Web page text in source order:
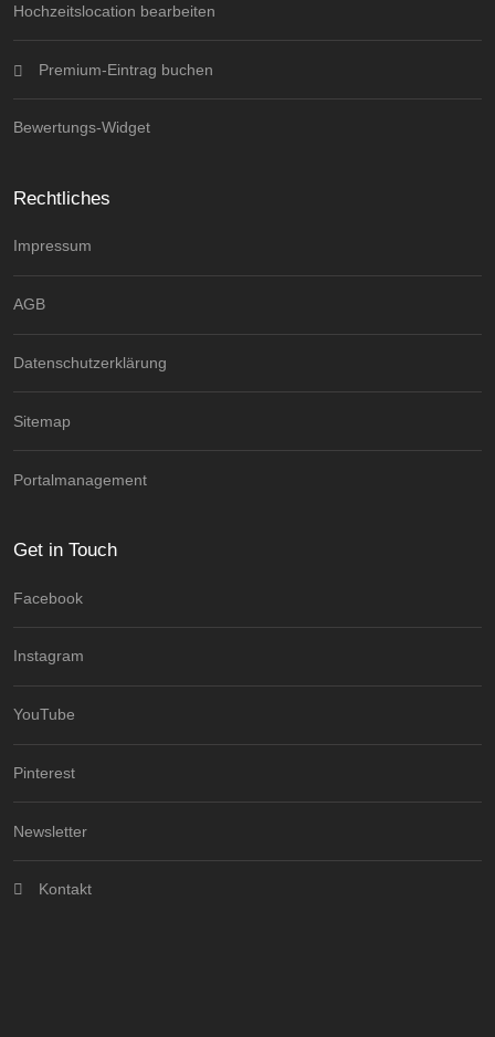
Hochzeitslocation bearbeiten
Premium-Eintrag buchen
Bewertungs-Widget
Rechtliches
Impressum
AGB
Datenschutzerklärung
Sitemap
Portalmanagement
Get in Touch
Facebook
Instagram
YouTube
Pinterest
Newsletter
Kontakt